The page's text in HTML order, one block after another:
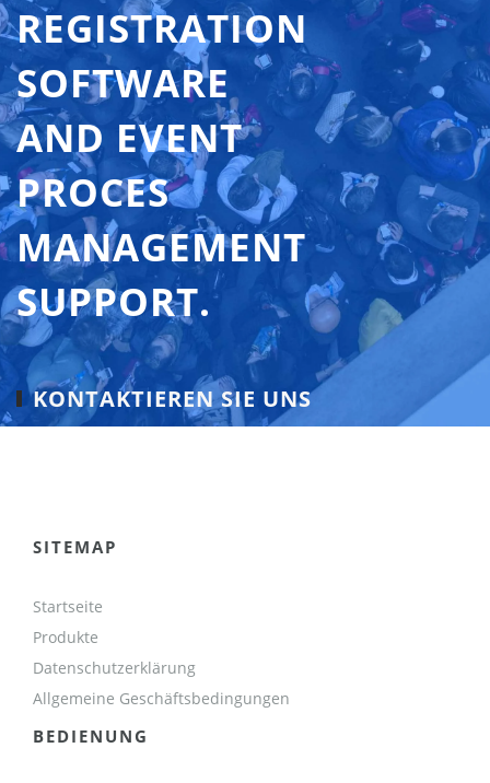
REGISTRATION
SOFTWARE
AND EVENT
PROCES
MANAGEMENT
SUPPORT.
KONTAKTIEREN SIE UNS
SITEMAP
Startseite
Produkte
Datenschutzerklärung
Allgemeine Geschäftsbedingungen
BEDIENUNG